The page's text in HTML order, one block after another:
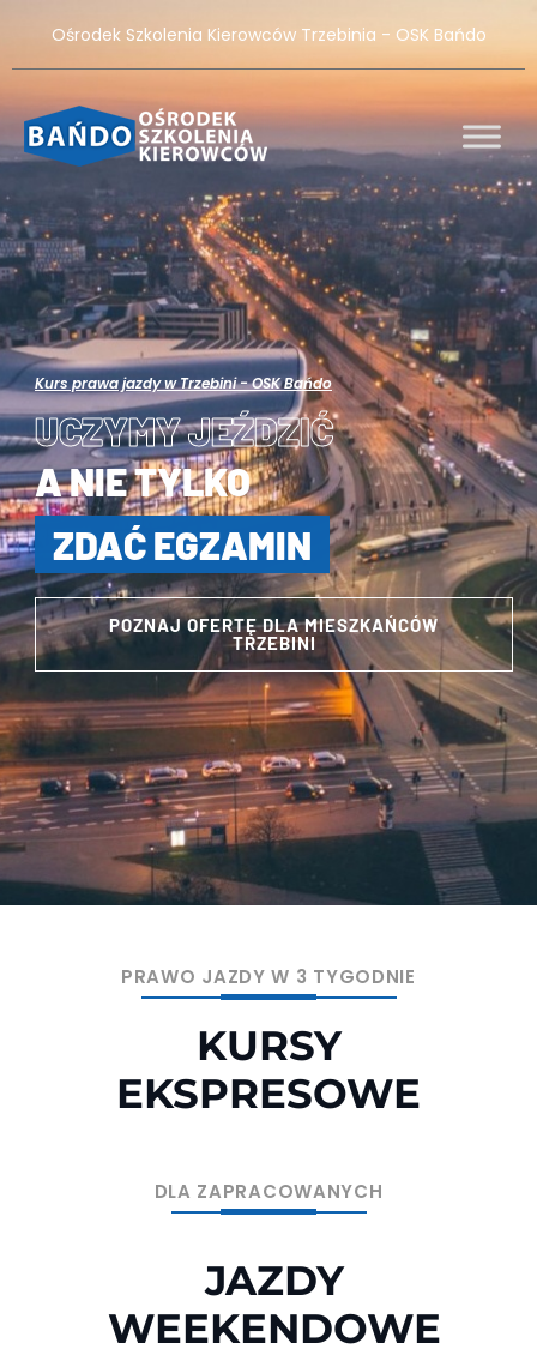
Ośrodek Szkolenia Kierowców Trzebinia - OSK Bańdo
Kurs prawa jazdy w Trzebini - OSK Bańdo
UCZYMY JEŹDZIĆ
A NIE TYLKO
ZDAĆ EGZAMIN
POZNAJ OFERTĘ DLA MIESZKAŃCÓW
TRZEBINI
PRAWO JAZDY W 3 TYGODNIE
KURSY
EKSPRESOWE
DLA ZAPRACOWANYCH
JAZDY
WEEKENDOWE